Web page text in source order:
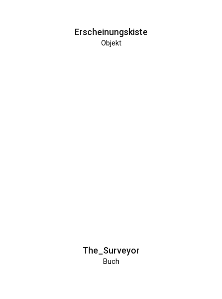
Erscheinungskiste
Objekt
The_Surveyor
Buch